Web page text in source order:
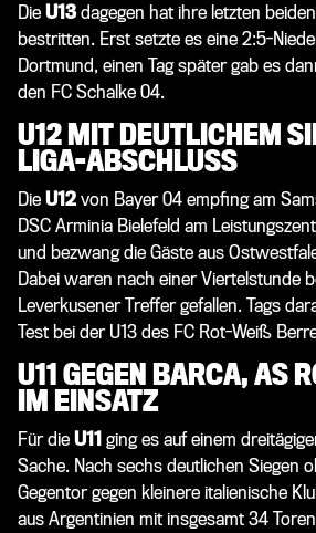
Die U13dagegen hat ihre letzten
bestritten. Erst setzte es eine 2:5-
Dortmund, einen Tag später gab es
den FC Schalke 04.
U12 MIT DEUTLICHEM
LIGA-ABSCHLUSS
Die U12 von Bayer 04 empfing am
DSC Arminia Bielefeld am
und bezwang die Gäste aus
Dabei waren nach einer Viertelstunde
Leverkusener Treffer gefallen. Tags
Test bei der U13 des FC Rot-Weiß
U11 GEGEN BARCA, AS
IM EINSATZ
Für die U11 ging es auf einem
Sache. Nach sechs deutlichen Siegen
Gegentor gegen kleinere italienische
aus Argentinien mit insgesamt 34